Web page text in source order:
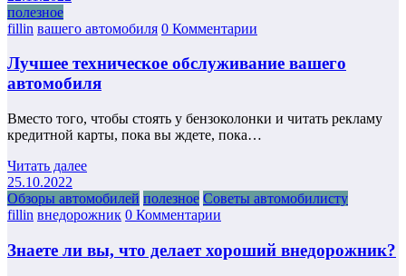
полезное
fillin вашего автомобиля 0 Комментарии
Лучшее техническое обслуживание вашего
автомобиля
Вместо того, чтобы стоять у бензоколонки и читать рекламу
кредитной карты, пока вы ждете, пока…
Читать далее
25.10.2022
Обзоры автомобилей полезное Советы автомобилисту
fillin внедорожник 0 Комментарии
Знаете ли вы, что делает хороший внедорожник?